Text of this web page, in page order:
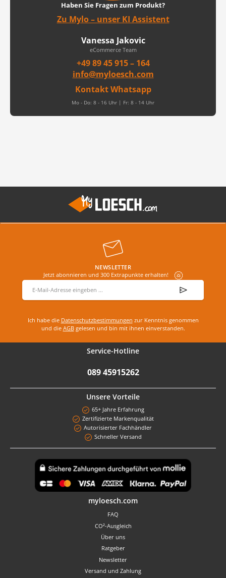
Haben Sie Fragen zum Produkt?
Zu Mylo – unser KI Assistent
Vanessa Jakovic
eCommerce Team
+49 89 45 915 – 164
info@myloesch.com
Kontakt Whatsapp
Mo - Do: 8 - 16 Uhr | Fr: 8 - 14 Uhr
NEWSLETTER
Jetzt abonnieren und 300 Extrapunkte erhalten!
E-Mail-Adresse
Ich habe die Datenschutzbestimmungen zur Kenntnis genommen
und die AGBgelesen und bin mit ihnen einverstanden.
Service-Hotline
089 45915262
Unsere Vorteile
65+ Jahre Erfahrung
Zertifizierte Markenqualität
Autorisierter Fachhändler
Schneller Versand
myloesch.com
FAQ
CO²-Ausgleich
Über uns
Ratgeber
Newsletter
Versand und Zahlung